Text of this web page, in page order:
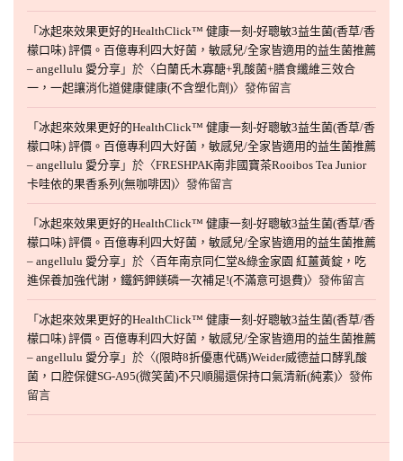
「 冰起來效果更好的HealthClick™ 健康一刻-好聰敏3益生菌(香草/香
檬口味) 評價。百億專利四大好菌，敏感兒/全家皆適用的益生菌推薦
– angellulu 愛分享 」於〈白蘭氏木寡醣+乳酸菌+膳食纖維三效合
一，一起讓消化道健康健康(不含塑化劑)〉發佈留言
「 冰起來效果更好的HealthClick™ 健康一刻-好聰敏3益生菌(香草/香
檬口味) 評價。百億專利四大好菌，敏感兒/全家皆適用的益生菌推薦
– angellulu 愛分享 」於〈FRESHPAK南非國寶茶Rooibos Tea Junior
卡哇依的果香系列(無咖啡因)〉發佈留言
「 冰起來效果更好的HealthClick™ 健康一刻-好聰敏3益生菌(香草/香
檬口味) 評價。百億專利四大好菌，敏感兒/全家皆適用的益生菌推薦
– angellulu 愛分享 」於〈百年南京同仁堂&綠金家園 紅薑黃錠，吃
進保養加強代謝，鐵鈣鉀鎂磷一次補足!(不滿意可退費)〉發佈留言
「 冰起來效果更好的HealthClick™ 健康一刻-好聰敏3益生菌(香草/香
檬口味) 評價。百億專利四大好菌，敏感兒/全家皆適用的益生菌推薦
– angellulu 愛分享 」於〈(限時8折優惠代碼)Weider威德益口酵乳酸
菌，口腔保健SG-A95(微笑菌)不只順腸還保持口氣清新(純素)〉發佈
留言